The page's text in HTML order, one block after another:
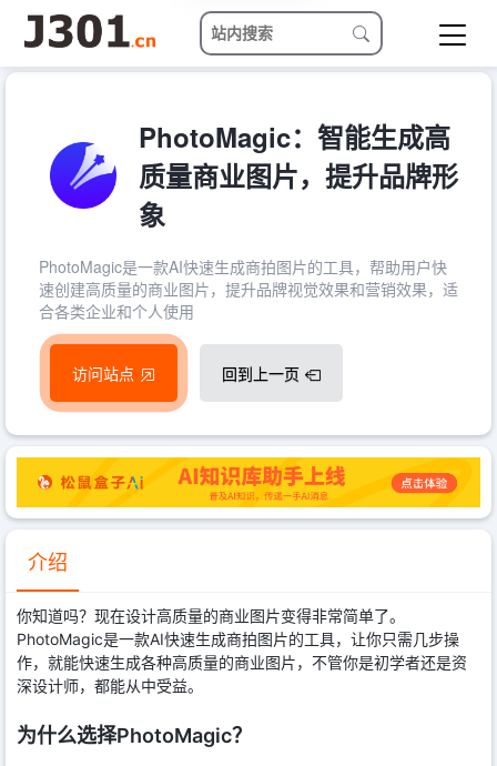
PhotoMagic：智能生成高
质量商业图片，提升品牌形
象
PhotoMagic是一款AI快速生成商拍图片的工具，帮助用户快
速创建高质量的商业图片，提升品牌视觉效果和营销效果，适
合各类企业和个人使用
访问站点 回到上一页
介绍
你知道吗？现在设计高质量的商业图片变得非常简单了。
PhotoMagic是一款AI快速生成商拍图片的工具，让你只需几步操
作，就能快速生成各种高质量的商业图片，不管你是初学者还是资
深设计师，都能从中受益。
为什么选择PhotoMagic？